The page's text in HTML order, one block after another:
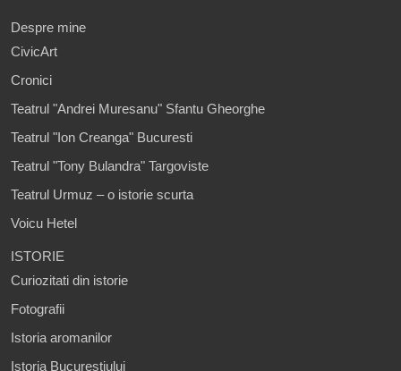
Despre mine
CivicArt
Cronici
Teatrul "Andrei Muresanu" Sfantu Gheorghe
Teatrul "Ion Creanga" Bucuresti
Teatrul "Tony Bulandra" Targoviste
Teatrul Urmuz – o istorie scurta
Voicu Hetel
ISTORIE
Curiozitati din istorie
Fotografii
Istoria aromanilor
Istoria Bucurestiului